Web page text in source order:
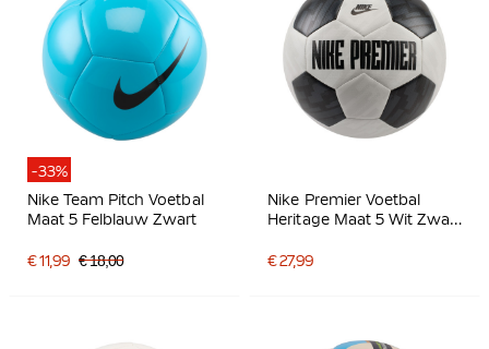
-33%
Nike Team Pitch Voetbal
Maat 5 Felblauw Zwart
€ 11,99 € 18,00
Nike Premier Voetbal
Heritage Maat 5 Wit Zwart
€ 27,99